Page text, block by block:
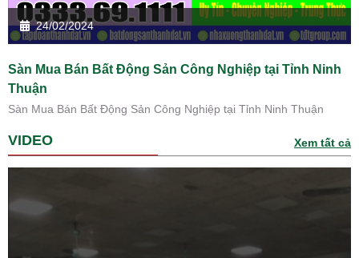
24/02/2024
Sàn Mua Bán Bất Động Sản Công Nghiệp tại Tỉnh Ninh
Thuận
Sàn Mua Bán Bất Động Sản Công Nghiệp tại Tỉnh Ninh Thuận
VIDEO Xem tất cả